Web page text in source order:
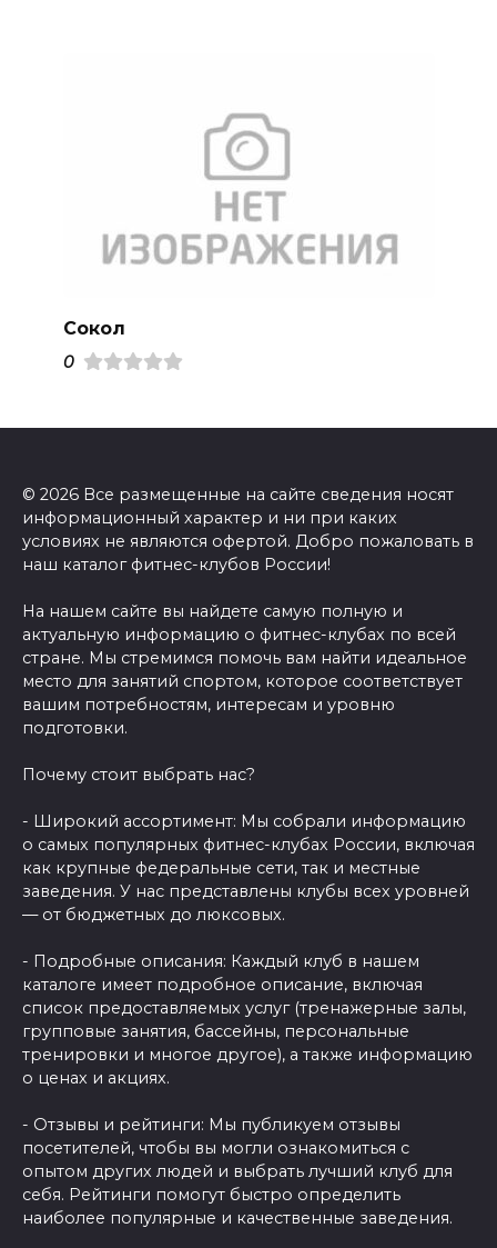
Сокол
0
© 2026 Все размещенные на сайте сведения носят
информационный характер и ни при каких
условиях не являются офертой. Добро пожаловать в
наш каталог фитнес-клубов России!
На нашем сайте вы найдете самую полную и
актуальную информацию о фитнес-клубах по всей
стране. Мы стремимся помочь вам найти идеальное
место для занятий спортом, которое соответствует
вашим потребностям, интересам и уровню
подготовки.
Почему стоит выбрать нас?
- Широкий ассортимент: Мы собрали информацию
о самых популярных фитнес-клубах России, включая
как крупные федеральные сети, так и местные
заведения. У нас представлены клубы всех уровней
— от бюджетных до люксовых.
- Подробные описания: Каждый клуб в нашем
каталоге имеет подробное описание, включая
список предоставляемых услуг (тренажерные залы,
групповые занятия, бассейны, персональные
тренировки и многое другое), а также информацию
о ценах и акциях.
- Отзывы и рейтинги: Мы публикуем отзывы
посетителей, чтобы вы могли ознакомиться с
опытом других людей и выбрать лучший клуб для
себя. Рейтинги помогут быстро определить
наиболее популярные и качественные заведения.